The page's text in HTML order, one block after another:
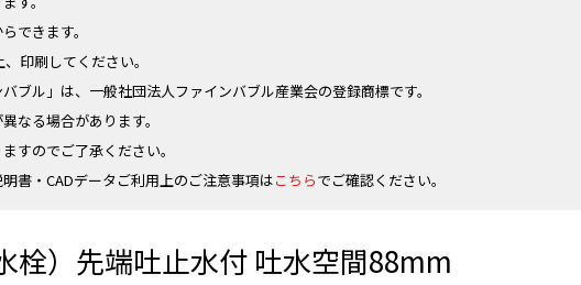
できます。
印刷してください。
ブル」は、一般社団法人ファインバブル産業会の登録商標です。
なる場合があります。
すのでご了承ください。
書・CADデータご利用上のご注意事項はこちらでご確認ください。
栓）先端吐止水付 吐水空間88mm